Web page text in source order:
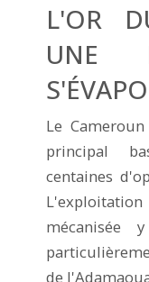
L'OR
UNE
Le
principal
centaines
mécanisée
de